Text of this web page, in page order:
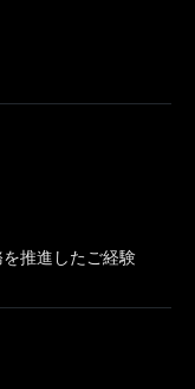
推進したご経験